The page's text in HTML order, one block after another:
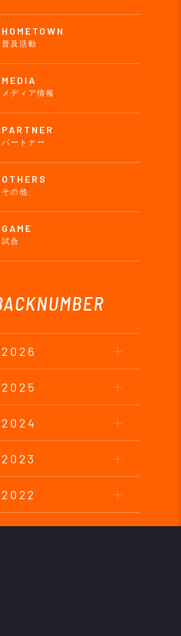
HOMETOWN
普及活動
MEDIA
メディア情報
PARTNER
パートナー
OTHERS
その他
GAME
試合
2026
2025
2024
2023
2022
2021